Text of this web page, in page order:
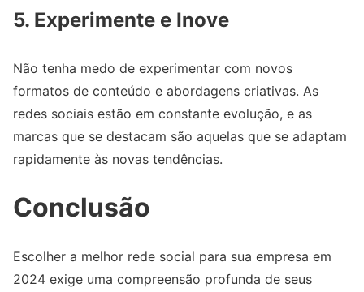
5. Experimente e Inove
Não tenha medo de experimentar com novos
formatos de conteúdo e abordagens criativas. As
redes sociais estão em constante evolução, e as
marcas que se destacam são aquelas que se adaptam
rapidamente às novas tendências.
Conclusão
Escolher a melhor rede social para sua empresa em
2024 exige uma compreensão profunda de seus